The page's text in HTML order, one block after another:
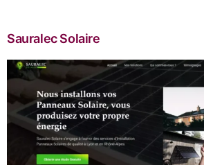
Sauralec Solaire